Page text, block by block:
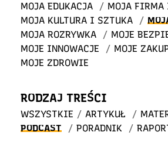
MOJA EDUKACJA
/ MOJA FIRMA
MOJA KULTURA I SZTUKA
/
MOJA ROZRYWKA
/ MOJE
MOJE INNOWACJE
/ MOJE
MOJE ZDROWIE
RODZAJ TREŚCI
WSZYSTKIE / ARTYKUŁ /
PODCAST
/ PORADNIK /